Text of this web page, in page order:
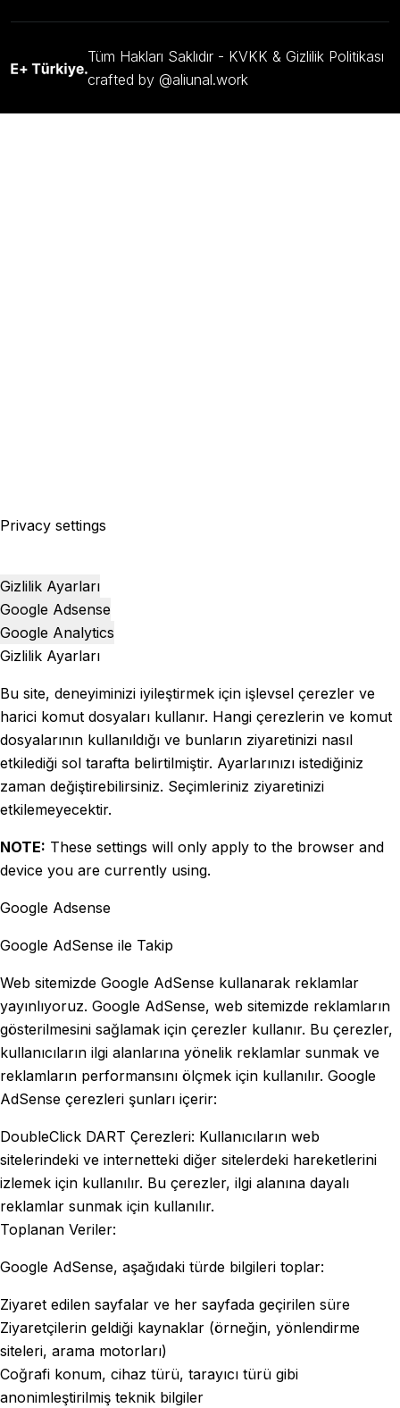
Tüm Hakları Saklıdır - KVKK & Gizlilik Politikası
crafted by @aliunal.work
Privacy settings
Gizlilik Ayarları
Google Adsense
Google Analytics
Gizlilik Ayarları
Bu site, deneyiminizi iyileştirmek için işlevsel çerezler ve
harici komut dosyaları kullanır. Hangi çerezlerin ve komut
dosyalarının kullanıldığı ve bunların ziyaretinizi nasıl
etkilediği sol tarafta belirtilmiştir. Ayarlarınızı istediğiniz
zaman değiştirebilirsiniz. Seçimleriniz ziyaretinizi
etkilemeyecektir.
NOTE: These settings will only apply to the browser and
device you are currently using.
Google Adsense
Google AdSense ile Takip
Web sitemizde Google AdSense kullanarak reklamlar
yayınlıyoruz. Google AdSense, web sitemizde reklamların
gösterilmesini sağlamak için çerezler kullanır. Bu çerezler,
kullanıcıların ilgi alanlarına yönelik reklamlar sunmak ve
reklamların performansını ölçmek için kullanılır. Google
AdSense çerezleri şunları içerir:
DoubleClick DART Çerezleri: Kullanıcıların web
sitelerindeki ve internetteki diğer sitelerdeki hareketlerini
izlemek için kullanılır. Bu çerezler, ilgi alanına dayalı
reklamlar sunmak için kullanılır.
Toplanan Veriler:
Google AdSense, aşağıdaki türde bilgileri toplar:
Ziyaret edilen sayfalar ve her sayfada geçirilen süre
Ziyaretçilerin geldiği kaynaklar (örneğin, yönlendirme
siteleri, arama motorları)
Coğrafi konum, cihaz türü, tarayıcı türü gibi
anonimleştirilmiş teknik bilgiler